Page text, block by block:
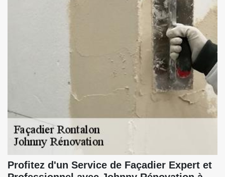
Profitez d'un Service de Façadier Expert et